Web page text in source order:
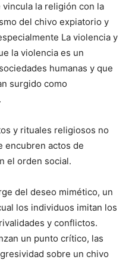
la religión con la
del chivo expiatorio y
La violencia y
la violencia es un
humanas y que
surgido como
y rituales religiosos no
encubren actos de
el orden social.
del deseo mimético, un
los individuos imitan los
y conflictos.
un punto crítico, las
sobre un chivo